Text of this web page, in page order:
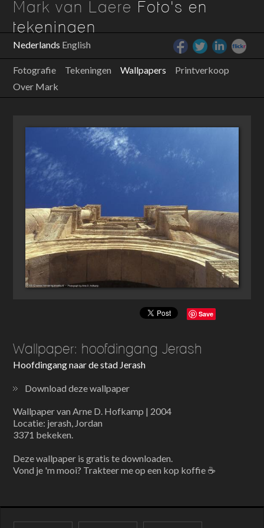
Mark van Laere Foto's en
tekeningen
Nederlands English
Fotografie Tekeningen Wallpapers
Printverkoop
Over Mark
Save
Wallpaper: hoofdingang Jerash
Hoofdingang naar de stad Jerash
Download deze wallpaper
Wallpaper van Arne D. Hofkamp | 2004
Locatie: jerash, Jordan
3371 bekeken.
Deze wallpaper is gratis te downloaden.
Vond je 'm mooi? Trakteer me op een kop koffie ☕